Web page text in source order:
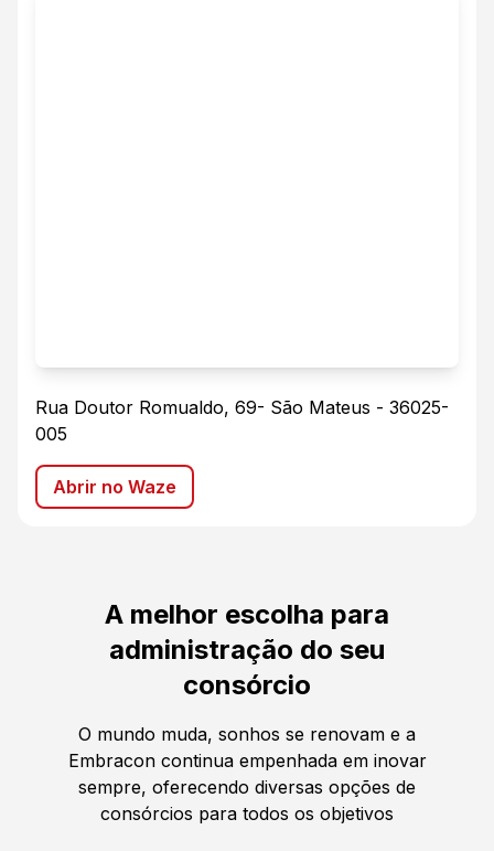
Rua Doutor Romualdo, 69- São Mateus - 36025-
005
Abrir no Waze
A melhor escolha para
administração do seu
consórcio
O mundo muda, sonhos se renovam e a
Embracon continua empenhada em inovar
sempre, oferecendo diversas opções de
consórcios para todos os objetivos